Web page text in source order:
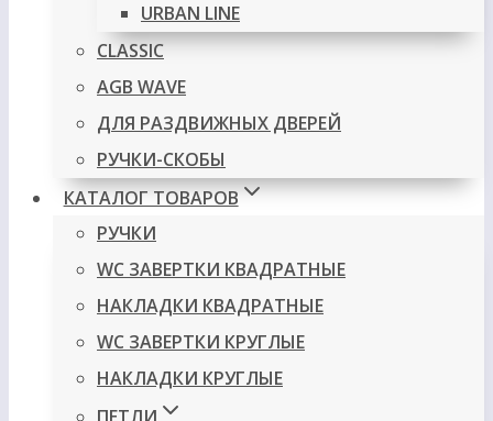
URBAN LINE
CLASSIC
AGB WAVE
ДЛЯ РАЗДВИЖНЫХ ДВЕРЕЙ
РУЧКИ-СКОБЫ
КАТАЛОГ ТОВАРОВ
РУЧКИ
WC ЗАВЕРТКИ КВАДРАТНЫЕ
НАКЛАДКИ КВАДРАТНЫЕ
WC ЗАВЕРТКИ КРУГЛЫЕ
НАКЛАДКИ КРУГЛЫЕ